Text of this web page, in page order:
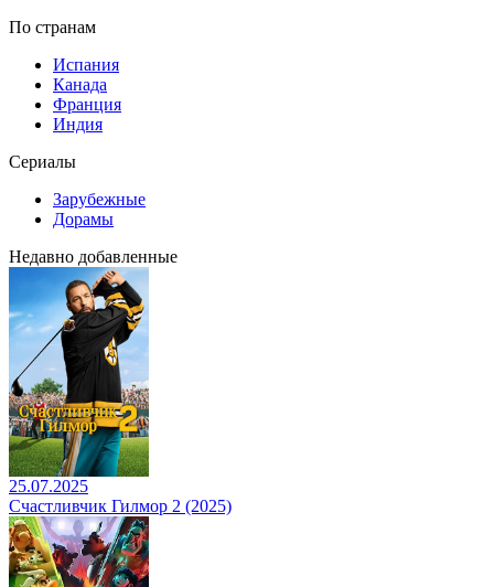
По странам
Испания
Канада
Франция
Индия
Сериалы
Зарубежные
Дорамы
Недавно добавленные
25.07.2025
Счастливчик Гилмор 2 (2025)